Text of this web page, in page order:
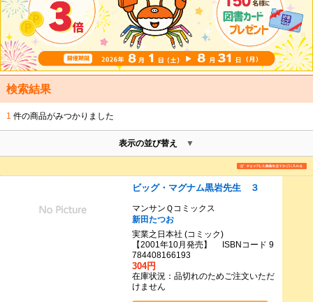
検索結果
1 件の商品がみつかりました
表示の並び替え
ビッグ・マグナム黒岩先生 ３
マンサンＱコミックス
新田たつお
実業之日本社 (コミック)
【2001年10月発売】 ISBNコード 9
784408166193
304円
在庫状況：品切れのためご注文いただ
けません